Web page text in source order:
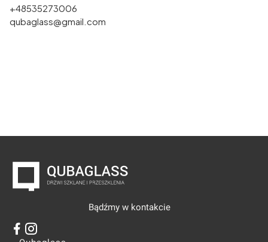
+48535273006
qubaglass@gmail.com
Bądźmy w kontakcie